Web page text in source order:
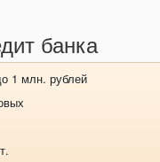
банка
1 млн. рублей